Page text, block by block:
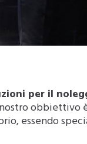
per il
obbiettivo
essendo